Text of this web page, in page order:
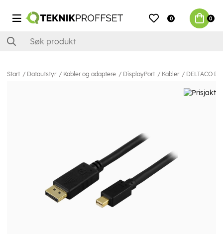
0 0
Start Datautstyr Kabler og adaptere DisplayPort Kabler DELTACO